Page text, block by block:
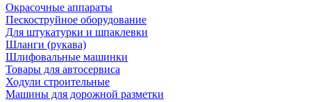
Окрасочные аппараты
Пескоструйное оборудование
Для штукатурки и шпаклевки
Шланги (рукава)
Шлифовальные машинки
Товары для автосервиса
Ходули строительные
Машины для дорожной разметки